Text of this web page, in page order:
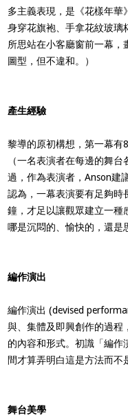
多主義表現，是《花樣年華
身穿花旗袍、手拿花紋玻璃
所思站在小客廳窗前一幕，
圖型，但不違和。）
產生經驗
黎導的原初構想，第一幕有
（一名表演者在每邊的舞
過，作為表演者，Anson建
認為，一幕表演要有足夠時
鐘，才足以讓觀眾建立一種
哪是沉悶的、愉快的，還是
編作演出
編作演出 (devised
與、集體及即興創作的過程
的內容和形式。初識「編作
間才算弄明白這是方法而不
舞台美學